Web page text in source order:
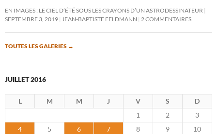
EN IMAGES : LE CIEL D’ÉTÉ SOUS LES CRAYONS D’UN ASTRODESSINATEUR
SEPTEMBRE 3, 2019 JEAN-BAPTISTE FELDMANN 2 COMMENTAIRES
TOUTES LES GALERIES →
JUILLET 2016
L M M J V S
D
1
2
3
4
5 6 7 8 9
10